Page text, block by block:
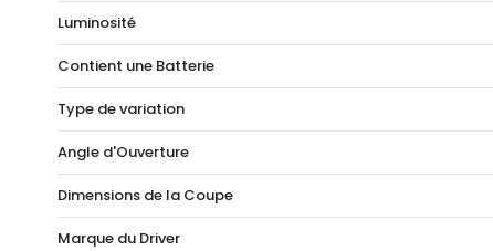
Luminosité
Contient une Batterie
Type de variation
Angle d'Ouverture
Dimensions de la Coupe
Marque du Driver